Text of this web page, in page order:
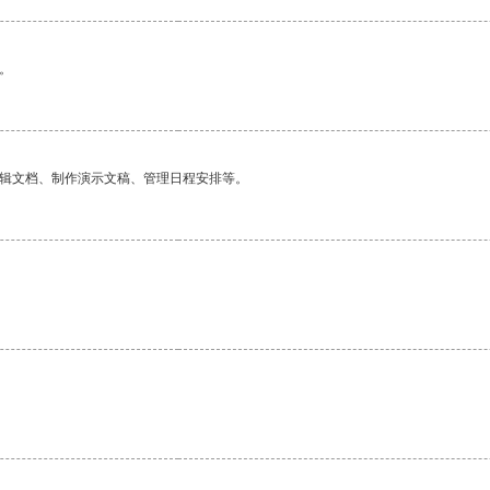
档、制作演示文稿、管理日程安排等。